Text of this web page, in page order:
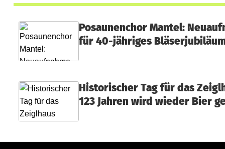
Posaunenchor Mantel:
für 40-jähriges
Historischer Tag für das
123 Jahren wird wieder Bier